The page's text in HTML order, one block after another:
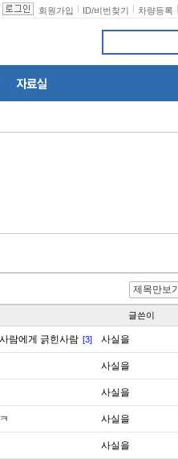
차량등록
ID/비번찾기
회원가입
제목만보기
글쓴이
람에게 긁힌사람 [3] 사실을
사실을
사실을
사실을
사실을